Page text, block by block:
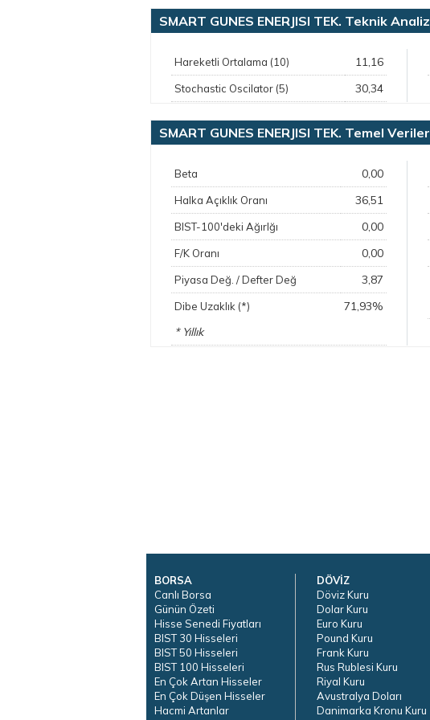
SMART GUNES ENERJISI TEK. Teknik Analiz
Hareketli Ortalama (10) 11,16
Stochastic Oscilator (5) 30,34
SMART GUNES ENERJISI TEK. Temel Veriler
Beta 0,00
Halka Açıklık Oranı 36,51
BIST-100'deki Ağırlğı 0,00
F/K Oranı 0,00
Piyasa Değ. / Defter Değ 3,87
Dibe Uzaklık (*)
71,93%
* Yıllık
BORSA
Canlı Borsa
Günün Özeti
Hisse Senedi Fiyatları
BIST 30 Hisseleri
BIST 50 Hisseleri
BIST 100 Hisseleri
En Çok Artan Hisseler
En Çok Düşen Hisseler
Hacmi Artanlar
DÖVİZ
Döviz Kuru
Dolar Kuru
Euro Kuru
Pound Kuru
Frank Kuru
Rus Rublesi Kuru
Riyal Kuru
Avustralya Doları
Danimarka Kronu Kuru